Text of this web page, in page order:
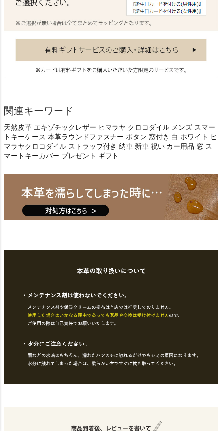
関連キーワード
天然皮革 エキゾチックレザー ヒマラヤ クロコダイル メンズ スマー
トキーケース 本革ラウンドファスナー ボタン 窓付き 白 ホワイト ヒ
マラヤクロコダイル ストラップ付き 納車 新車 祝い カー用品 窓 ス
マートキーカバー プレゼント ギフト